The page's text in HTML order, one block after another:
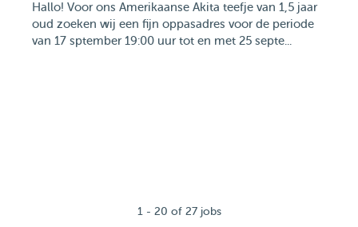
Hallo! Voor ons Amerikaanse Akita teefje van 1,5 jaar
oud zoeken wij een fijn oppasadres voor de periode
van 17 sptember 19:00 uur tot en met 25 septe...
1 - 20 of 27 jobs